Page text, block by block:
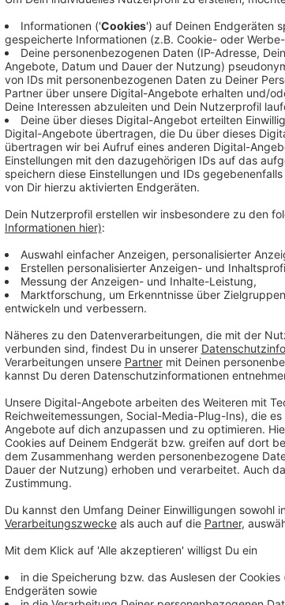
NRW wirbt in anderen
Anzeige
Das Land NRW gibt 1,2
Niederlanden anzulocken.
auf den Plattformen
geworben. Beispielweise gibt
großflächig Werbung für
Anzeige